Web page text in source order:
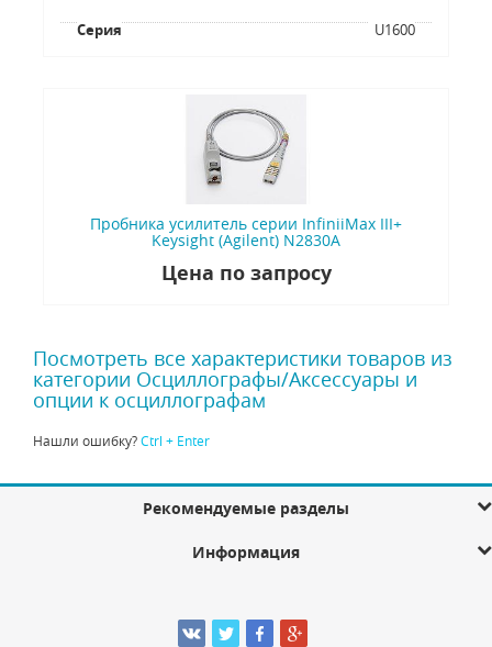
Серия U1600
Пробника усилитель серии InfiniiMax III+
Keysight (Agilent) N2830A
Цена по запросу
Посмотреть все характеристики товаров из
категории Осциллографы/Аксессуары и
опции к осциллографам
Нашли ошибку?Ctrl + Enter
Рекомендуемые разделы
Информация